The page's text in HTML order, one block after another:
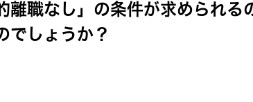
離職なし」の条件が求められる
でしょうか？